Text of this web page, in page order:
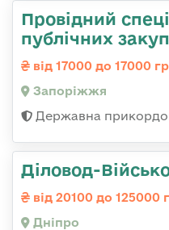
Провідний
публічних
від 17000 до 17000
Запоріжжя
Державна
Діловод-
від 20100 до 125000
Дніпро